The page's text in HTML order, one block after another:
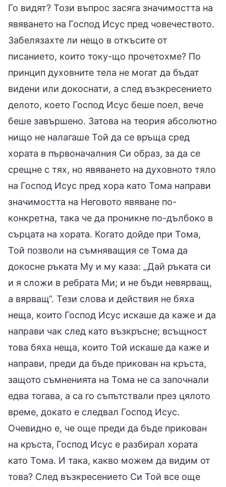
Го видят? Този въпрос засяга значимостта на
явяването на Господ Исус пред човечеството.
Забелязахте ли нещо в откъсите от
писанието, които току-що прочетохме? По
принцип духовните тела не могат да бъдат
видени или докоснати, а след възкресението
делото, което Господ Исус беше поел, вече
беше завършено. Затова на теория абсолютно
нищо не налагаше Той да се връща сред
хората в първоначалния Си образ, за да се
срещне с тях, но явяването на духовното тяло
на Господ Исус пред хора като Тома направи
значимостта на Неговото явяване по-
конкретна, така че да проникне по-дълбоко в
сърцата на хората. Когато дойде при Тома,
Той позволи на съмняващия се Тома да
докосне ръката Му и му каза: „Дай ръката си
и я сложи в ребрата Ми; и не бъди невярващ,
а вярващ“. Тези слова и действия не бяха
неща, които Господ Исус искаше да каже и да
направи чак след като възкръсне; всъщност
това бяха неща, които Той искаше да каже и
направи, преди да бъде прикован на кръста,
защото съмненията на Тома не са започнали
едва тогава, а са го съпътствали през цялото
време, докато е следвал Господ Исус.
Очевидно е, че още преди да бъде прикован
на кръста, Господ Исус е разбирал хората
като Тома. И така, какво можем да видим от
това? След възкресението Си Той все още